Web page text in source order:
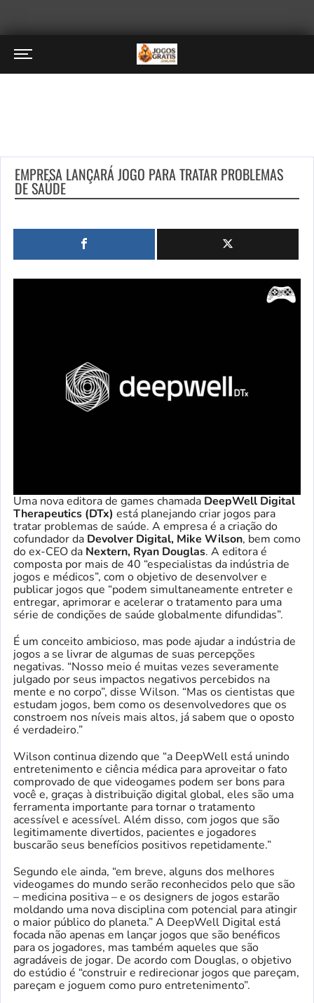
EMPRESA LANÇARÁ JOGO PARA TRATAR PROBLEMAS
DE SAÚDE
Uma nova editora de games chamada DeepWell Digital
Therapeutics (DTx) está planejando criar jogos para
tratar problemas de saúde. A empresa é a criação do
cofundador da Devolver Digital, Mike Wilson, bem como
do ex-CEO da Nextern, Ryan Douglas. A editora é
composta por mais de 40 “especialistas da indústria de
jogos e médicos”, com o objetivo de desenvolver e
publicar jogos que “podem simultaneamente entreter e
entregar, aprimorar e acelerar o tratamento para uma
série de condições de saúde globalmente difundidas”.
É um conceito ambicioso, mas pode ajudar a indústria de
jogos a se livrar de algumas de suas percepções
negativas. “Nosso meio é muitas vezes severamente
julgado por seus impactos negativos percebidos na
mente e no corpo”, disse Wilson. “Mas os cientistas que
estudam jogos, bem como os desenvolvedores que os
constroem nos níveis mais altos, já sabem que o oposto
é verdadeiro.”
Wilson continua dizendo que “a DeepWell está unindo
entretenimento e ciência médica para aproveitar o fato
comprovado de que videogames podem ser bons para
você e, graças à distribuição digital global, eles são uma
ferramenta importante para tornar o tratamento
acessível e acessível. Além disso, com jogos que são
legitimamente divertidos, pacientes e jogadores
buscarão seus benefícios positivos repetidamente.”
Segundo ele ainda, “em breve, alguns dos melhores
videogames do mundo serão reconhecidos pelo que são
– medicina positiva – e os designers de jogos estarão
moldando uma nova disciplina com potencial para atingir
o maior público do planeta.” A DeepWell Digital está
focada não apenas em lançar jogos que são benéficos
para os jogadores, mas também aqueles que são
agradáveis ​​de jogar. De acordo com Douglas, o objetivo
do estúdio é “construir e redirecionar jogos que pareçam,
pareçam e joguem como puro entretenimento”.